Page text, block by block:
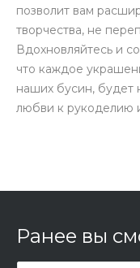
позволит вам
творчества, не
Вдохновляйтесь и
что каждое
наших бусин, будет
любви к рукоделию
Ранее вы